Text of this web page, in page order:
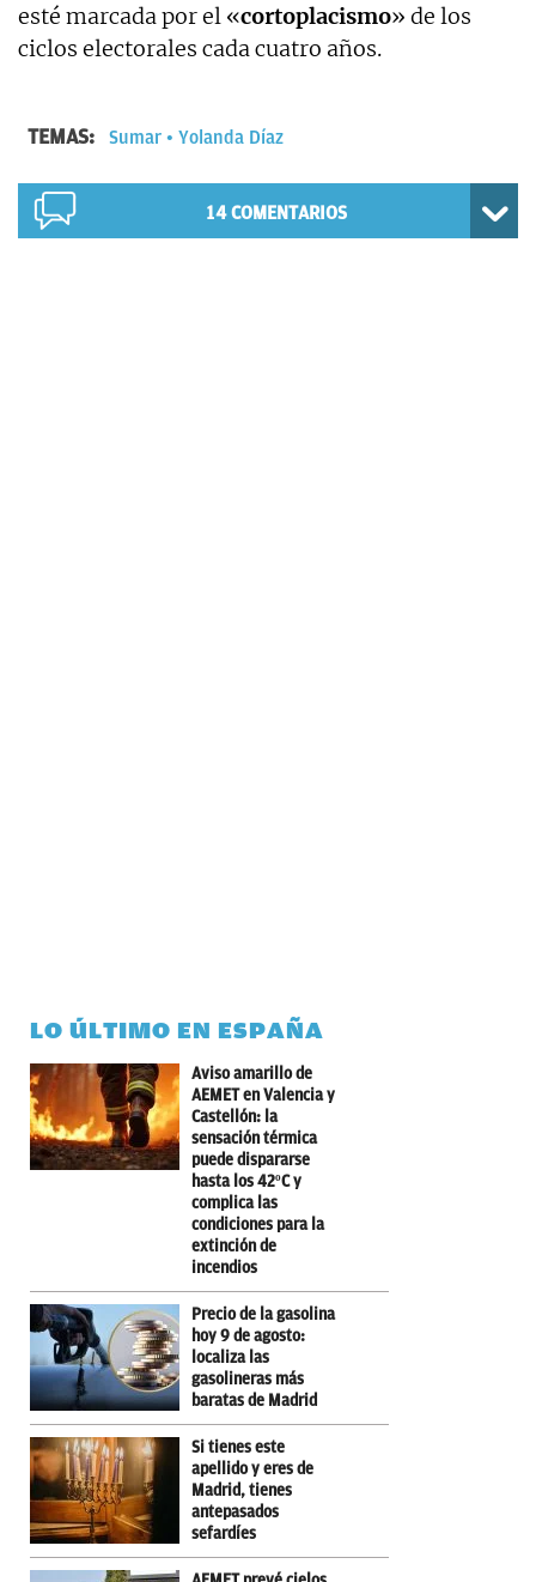
esté marcada por el «cortoplacismo» de los
ciclos electorales cada cuatro años.
TEMAS: Sumar Yolanda Díaz
14COMENTARIOS
LO ÚLTIMO EN ESPAÑA
Aviso amarillo de
AEMET en Valencia y
Castellón: la
sensación térmica
puede dispararse
hasta los 42ºC y
complica las
condiciones para la
extinción de
incendios
Precio de la gasolina
hoy 9 de agosto:
localiza las
gasolineras más
baratas de Madrid
Si tienes este
apellido y eres de
Madrid, tienes
antepasados
sefardíes